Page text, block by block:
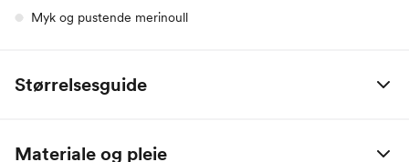
Myk og pustende merinoull
Størrelsesguide
Materiale og pleie